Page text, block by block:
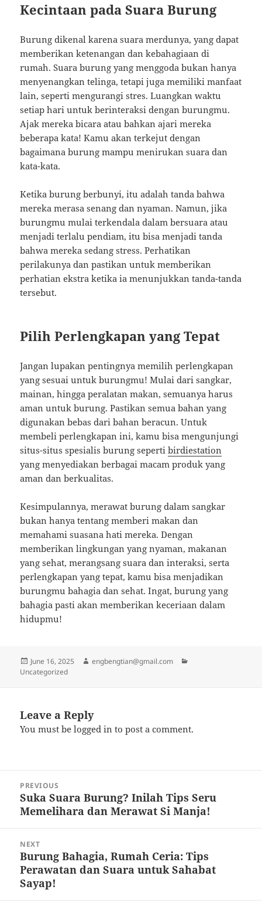
Kecintaan pada Suara Burung
Burung dikenal karena suara merdunya, yang dapat
memberikan ketenangan dan kebahagiaan di
rumah. Suara burung yang menggoda bukan hanya
menyenangkan telinga, tetapi juga memiliki manfaat
lain, seperti mengurangi stres. Luangkan waktu
setiap hari untuk berinteraksi dengan burungmu.
Ajak mereka bicara atau bahkan ajari mereka
beberapa kata! Kamu akan terkejut dengan
bagaimana burung mampu menirukan suara dan
kata-kata.
Ketika burung berbunyi, itu adalah tanda bahwa
mereka merasa senang dan nyaman. Namun, jika
burungmu mulai terkendala dalam bersuara atau
menjadi terlalu pendiam, itu bisa menjadi tanda
bahwa mereka sedang stress. Perhatikan
perilakunya dan pastikan untuk memberikan
perhatian ekstra ketika ia menunjukkan tanda-tanda
tersebut.
Pilih Perlengkapan yang Tepat
Jangan lupakan pentingnya memilih perlengkapan
yang sesuai untuk burungmu! Mulai dari sangkar,
mainan, hingga peralatan makan, semuanya harus
aman untuk burung. Pastikan semua bahan yang
digunakan bebas dari bahan beracun. Untuk
membeli perlengkapan ini, kamu bisa mengunjungi
situs-situs spesialis burung sepertibirdiestation
yang menyediakan berbagai macam produk yang
aman dan berkualitas.
Kesimpulannya, merawat burung dalam sangkar
bukan hanya tentang memberi makan dan
memahami suasana hati mereka. Dengan
memberikan lingkungan yang nyaman, makanan
yang sehat, merangsang suara dan interaksi, serta
perlengkapan yang tepat, kamu bisa menjadikan
burungmu bahagia dan sehat. Ingat, burung yang
bahagia pasti akan memberikan keceriaan dalam
hidupmu!
Posted
on
June 16, 2025 Author
engbengtian@gmail.com
Uncategorized
Leave a Reply
You must belogged in to post a comment.
navigation
PREVIOUS
Previous
post:
Suka Suara Burung? Inilah Tips Seru
Memelihara dan Merawat Si Manja!
NEXT
Next
post:
Burung Bahagia, Rumah Ceria: Tips
Perawatan dan Suara untuk Sahabat
Sayap!